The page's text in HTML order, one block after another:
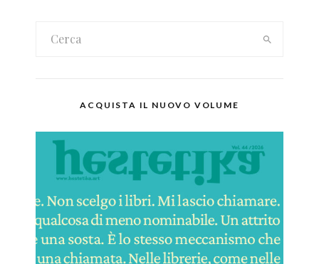
ACQUISTA IL NUOVO VOLUME